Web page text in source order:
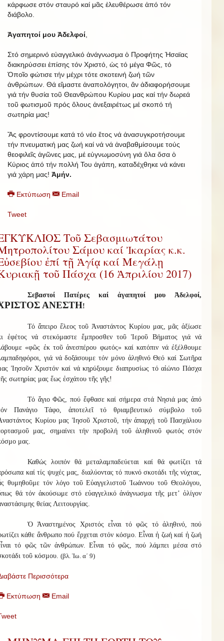
κάρφωσε στόν σταυρό καί μᾶς ἐλευθέρωσε ἀπό τόν
διάβολο.
Ἀγαπητοί μου Ἀδελφοί
Στό σημερινό εὐαγγελικό ἀνάγνωσμα ὁ Προφήτης Ἠσαϊας
διακηρύσσει ἐπίσης τόν Χριστό, ὡς τό μέγα Φῶς, τό
Ὁποῖο φώτισε τήν μέχρι τότε σκοτεινή ζωή τῶν
ἀνθρώπων. Θά εἴμαστε ἀναπολόγητοι, ἄν ἀδιαφορήσουμε
γιά τήν θυσία τοῦ Θεανθρώπου Κυρίου μας καί τήν δωρεά
τοῦ φωτισμοῦ πρός ὅλους ἀνεξαιρέτως μέ σκοπό τή
σωτηρία μας!
Ἄς φροντίσουμε κατά τό νέο ἔτος νά ἀνασυγκροτήσουμε
τήν πνευματική μας ζωή καί νά νά ἀναβαθμίσουμε τούς
θεοφιλεῖς ἀγῶνες μας, μέ εὐγνωμοσύνη γιά ὅλα ὅσα ὁ
Κύριος ἀπό τήν πολλή Του ἀγάπη, καταδέχθηκε νά κάνει
γιά χάρη μας! Ἀμήν.
Εκτύπωση Email
Tweet
Τοῦ Σεβασμιωτάτου
Σάμου καί Ἰκαρίας κ.κ.
ἐπί τῇ Ἁγίᾳ καί Μεγάλῃ
τοῦ Πάσχα (16 Ἀπριλίου 2017)
Σεβαστοί Πατέρες καί ἀγαπητοί μου Ἀδελφοί,
ΑΝΕΣΤΗ!
Τό ἄπειρο ἔλεος τοῦ Ἀναστάντος Κυρίου μας, μᾶς ἀξίωσε
ἐφέτος νά στεκόμαστε ἔμπροσθεν τοῦ Ἱεροῦ Βήματος γιά νά
«φῶς ἐκ τοῦ ἀνεσπέρου φωτός» καί κατόπιν νά ἐξέλθουμε
γιά νά δοξάσουμε τόν μόνο ἀληθινό Θεό καί Σωτῆρα
Ἰησοῦν Χριστόν καί νά κηρύξουμε διαπρυσίως τό αἰώνιο Πάσχα
σωτηρίας μας ἕως ἐσχάτου τῆς γῆς!
Τό ἅγιο Φῶς, πού ἔφθασε καί σήμερα στά Νησιά μας ἀπό
Πανάγιο Τάφο, ἀποτελεῖ τό θριαμβευτικό σύμβολο τοῦ
Κυρίου μας Ἰησοῦ Χριστοῦ, τήν ἀπαρχή τοῦ Πασχάλιου
μας, σημαίνει τήν προβολή τοῦ ἀληθινοῦ φωτός στόν
μας.
Καθώς λοιπόν θά μεταλαμπαδεύεται καί θά φωτίζει τά
καί τίς ψυχές μας, διαλύοντας τό πυκνό σκοτάδι τῆς νύχτας,
θυμηθοῦμε τόν λόγο τοῦ Εὐαγγελιστοῦ Ἰωάννου τοῦ Θεολόγου,
θά τόν ἀκούσωμε στό εὐαγγελικό ἀνάγνωσμα τῆς μετ’ ὀλίγον
θείας Λειτουργίας.
Ὁ Ἀναστημένος Χριστός εἶναι τό φῶς τό ἀληθινό, πού
κάθε ἄνθρωπο πού ἔρχεται στόν κόσμο. Εἶναι ἡ ζωή καί ἡ ζωή
τό φῶς τῶν ἀνθρώπων. Εἶναι τό φῶς, πού λάμπει μέσα στό
τοῦ κόσμου. (βλ. Ἰω. α΄ 9)
Περισσότερα
Εκτύπωση Email